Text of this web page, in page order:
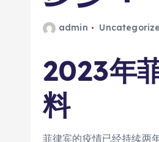
admin
2023年
料
菲律宾的疫情已经持续两